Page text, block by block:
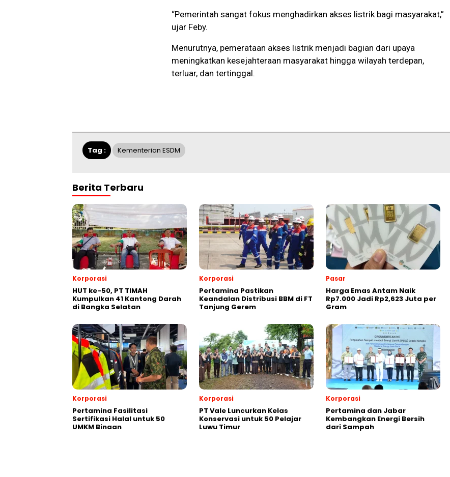
“Pemerintah sangat fokus menghadirkan akses listrik bagi masyarakat,”
ujar Feby.
Menurutnya, pemerataan akses listrik menjadi bagian dari upaya
meningkatkan kesejahteraan masyarakat hingga wilayah terdepan,
terluar, dan tertinggal.
Tag : Kementerian ESDM
Berita Terbaru
Korporasi
HUT ke-50, PT TIMAH
Kumpulkan 41 Kantong Darah
di Bangka Selatan
Korporasi
Pertamina Pastikan
Keandalan Distribusi BBM di FT
Tanjung Gerem
Pasar
Harga Emas Antam Naik
Rp7.000 Jadi Rp2,623 Juta per
Gram
Korporasi
Pertamina Fasilitasi
Sertifikasi Halal untuk 50
UMKM Binaan
Korporasi
PT Vale Luncurkan Kelas
Konservasi untuk 50 Pelajar
Luwu Timur
Korporasi
Pertamina dan Jabar
Kembangkan Energi Bersih
dari Sampah